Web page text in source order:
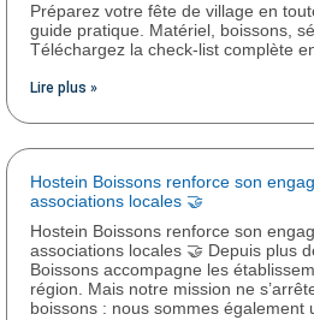
Préparez votre fête de village en
guide pratique. Matériel, boissons,
Téléchargez la check-list complète
Lire plus »
Hostein Boissons renforce son
associations locales 🤝
Hostein Boissons renforce son
associations locales 🤝 Depuis plus
Boissons accompagne les
région. Mais notre mission ne
boissons : nous sommes également